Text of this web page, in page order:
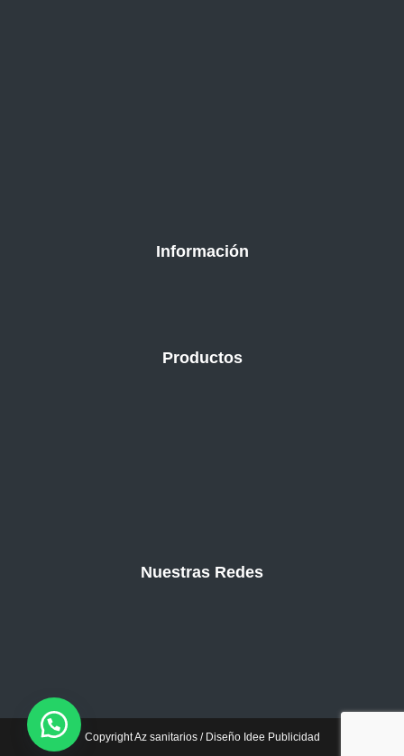
Información
Productos
Nuestras Redes
Copyright Az sanitarios / Diseño Idee Publicidad